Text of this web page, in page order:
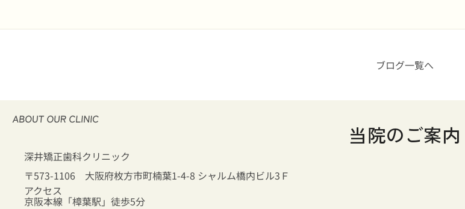
ブログ一覧へ
当院のご案内
深井矯正歯科クリニック
〒573-1106 大阪府枚方市町楠葉1-4-8 シャルム橋内ビル3Ｆ
アクセス
京阪本線「樟葉駅」徒歩5分